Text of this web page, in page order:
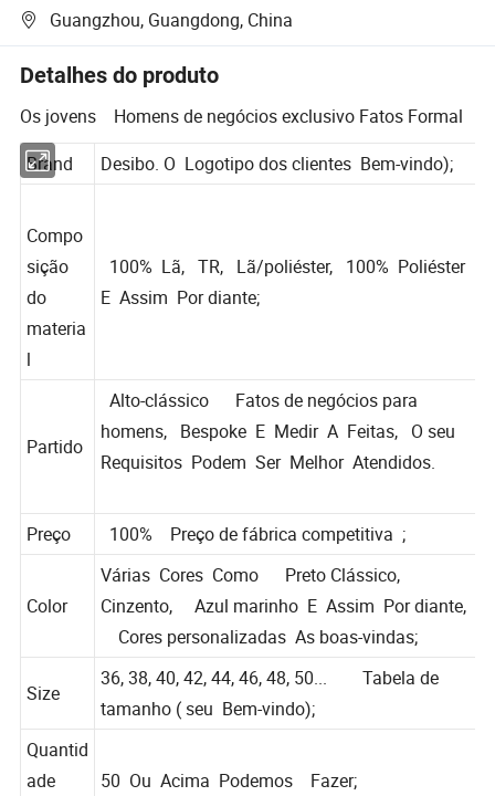
Guangzhou, Guangdong, China
Detalhes do produto
Os jovens Homens de negócios exclusivo Fatos Formal
Brand Desibo. O Logotipo dos clientes Bem-vindo);
Compo
sição
do
materia
l
100% Lã, TR, Lã/poliéster, 100% Poliéster
Alto-clássico Fatos de negócios para
homens, Bespoke E Medir A Feitas, O seu
Preço 100% Preço de fábrica competitiva ;
Várias Cores Como Preto Clássico,
Cinzento, Azul marinho E Assim Por diante,
Cores personalizadas As boas-vindas;
36, 38, 40, 42, 44, 46, 48, 50... Tabela de
tamanho ( seu Bem-vindo);
Quantid